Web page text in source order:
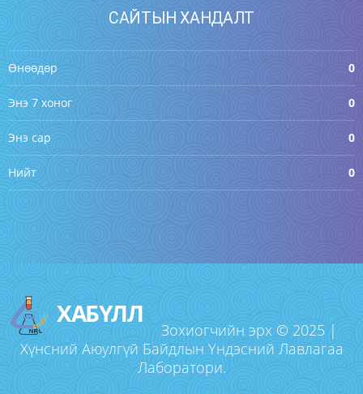
САЙТЫН ХАНДАЛТ
Өнөөдөр 0
Энэ 7 хоног 0
Энэ сар 0
Нийт 0
ХАБҮЛЛ
Зохиогчийн эрх © 2025 |
Хүнсний Аюулгүй Байдлын Үндэсний Лавлагаа
Лаборатори.